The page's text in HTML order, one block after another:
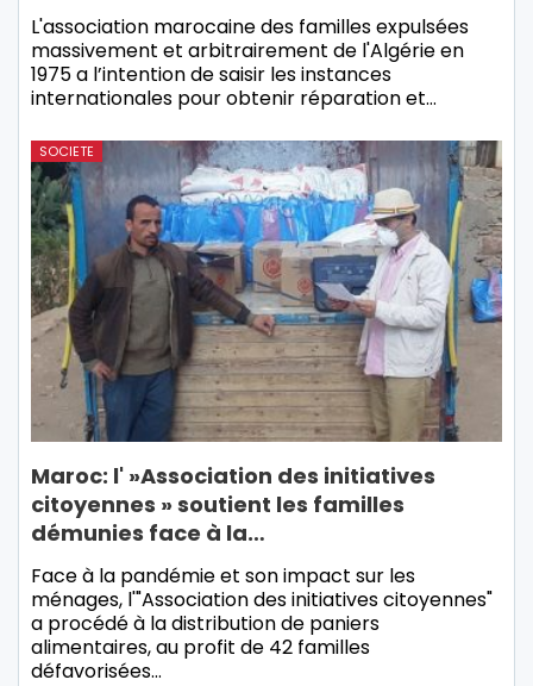
L'association marocaine des familles expulsées
massivement et arbitrairement de l'Algérie en
1975 a l’intention de saisir les instances
internationales pour obtenir réparation et…
SOCIETE
Maroc: l' »Association des initiatives
citoyennes » soutient les familles
démunies face à la…
Face à la pandémie et son impact sur les
ménages, l'"Association des initiatives citoyennes"
a procédé à la distribution de paniers
alimentaires, au profit de 42 familles
défavorisées…